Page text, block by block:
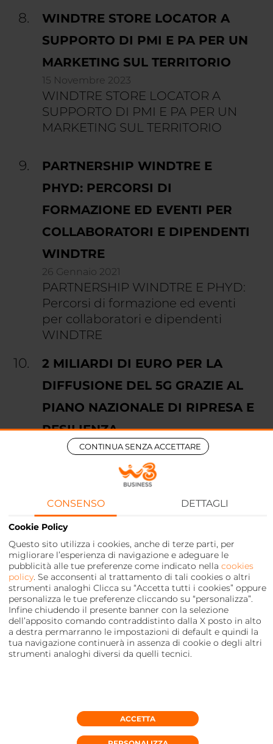
CONTINUA SENZA ACCETTARE
CONSENSO
Cookie Policy
Questo sito utilizza i cookies, anche di terze parti, per
migliorare l’esperienza di navigazione e adeguare le
pubblicità alle tue preferenze come indicato nella cookies
policy . Se acconsenti al trattamento di tali cookies o altri
strumenti analoghi Clicca su “Accetta tutti i cookies” oppure
personalizza le tue preferenze cliccando su “personalizza”.
Infine chiudendo il presente banner con la selezione
dell’apposito comando contraddistinto dalla X posto in alto
a destra permarranno le impostazioni di default e quindi la
tua navigazione continuerà in assenza di cookie o degli altri
strumenti analoghi diversi da quelli tecnici.
DETTAGLI
ACCETTA
WINDTRE STORE LOCATOR A
SUPPORTO DI PMI E PA PER UN
MARKETING SUL TERRITORIO
15 Novembre 2023
WINDTRE STORE LOCATOR A
SUPPORTO DI PMI E PA PER UN
MARKETING SUL TERRITORIO
PARTNERSHIP WINDTRE E
PHYD: PERCORSI DI
FORMAZIONE ED EVENTI PER
COLLABORATORI E DIPENDENTI
WINDTRE
26 Gennaio 2021
PARTNERSHIP WINDTRE E PHYD:
Percorsi di formazione ed eventi
per collaboratori e dipendenti
WINDTRE
2 MILIARDI DI EURO PER LA
DIFFUSIONE DEL 5G GRAZIE AL
PIANO NAZIONALE DI RIPRESA E
RESILIENZA
09 Maggio 2022
2 miliardi di euro per la diffusione
del 5G grazie al Piano Nazionale di